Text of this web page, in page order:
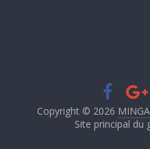
Copyright © 2026
Site principal du